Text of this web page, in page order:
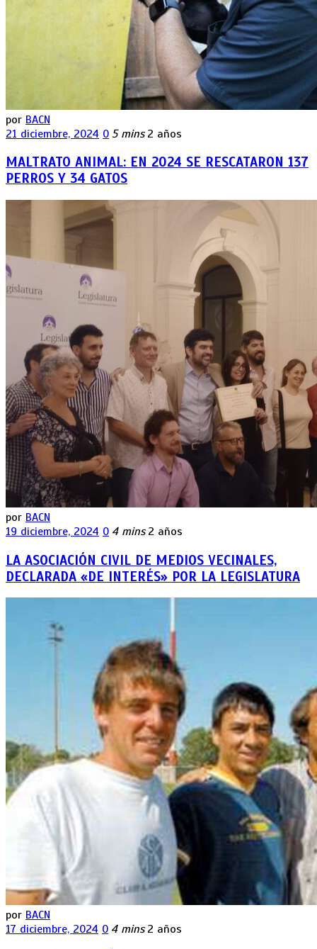
por BACN
21 diciembre, 2024 0 5 mins 2 años
MALTRATO ANIMAL: EN 2024 SE RESCATARON 137
PERROS Y 34 GATOS
por BACN
19 diciembre, 2024 0 4 mins 2 años
LA ASOCIACIÓN CIVIL DE MEDIOS VECINALES,
DECLARADA «DE INTERÉS» POR LA LEGISLATURA
por BACN
17 diciembre, 2024 0 4 mins 2 años